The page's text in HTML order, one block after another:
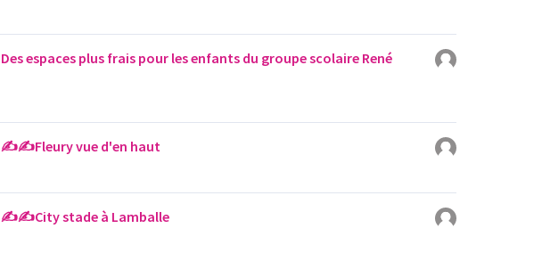
Des espaces plus frais pour les enfants du groupe scolaire René
✍️✍️Fleury vue d'en haut
✍️✍️City stade à Lamballe